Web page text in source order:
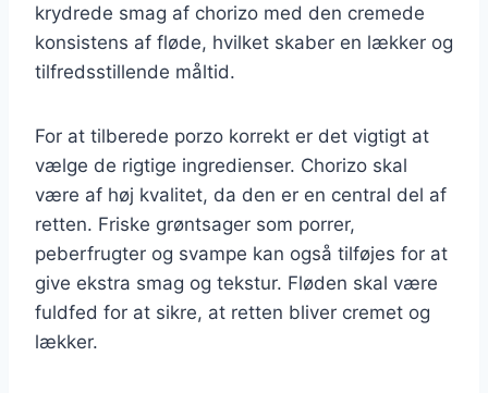
krydrede smag af chorizo med den cremede
konsistens af fløde, hvilket skaber en lækker og
tilfredsstillende måltid.
For at tilberede porzo korrekt er det vigtigt at
vælge de rigtige ingredienser. Chorizo skal
være af høj kvalitet, da den er en central del af
retten. Friske grøntsager som porrer,
peberfrugter og svampe kan også tilføjes for at
give ekstra smag og tekstur. Fløden skal være
fuldfed for at sikre, at retten bliver cremet og
lækker.